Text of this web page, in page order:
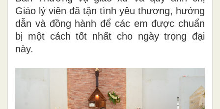
Giáo lý viên đã tận tình yêu thương, hướng
dẫn và đồng hành để các em được chuẩn
bị một cách tốt nhất cho ngày trọng đại
này.